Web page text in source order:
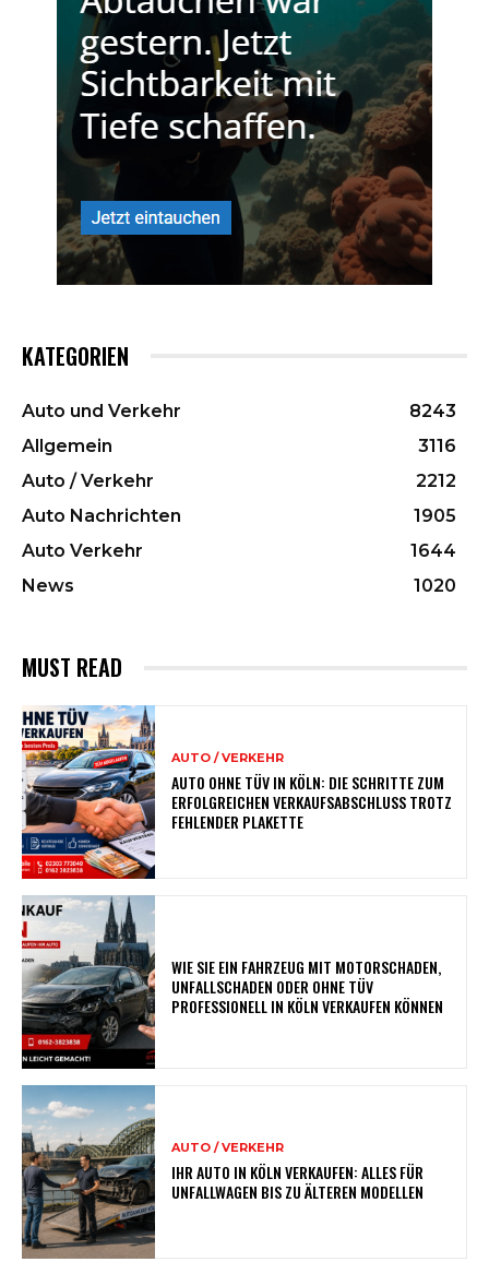
KATEGORIEN
Auto und Verkehr
8243
Allgemein
3116
Auto / Verkehr
2212
Auto Nachrichten
1905
Auto Verkehr
1644
News
1020
MUST READ
AUTO / VERKEHR
AUTO OHNE TÜV IN KÖLN: DIE SCHRITTE ZUM
ERFOLGREICHEN VERKAUFSABSCHLUSS TROTZ
FEHLENDER PLAKETTE
WIE SIE EIN FAHRZEUG MIT MOTORSCHADEN,
UNFALLSCHADEN ODER OHNE TÜV
PROFESSIONELL IN KÖLN VERKAUFEN KÖNNEN
AUTO / VERKEHR
IHR AUTO IN KÖLN VERKAUFEN: ALLES FÜR
UNFALLWAGEN BIS ZU ÄLTEREN MODELLEN